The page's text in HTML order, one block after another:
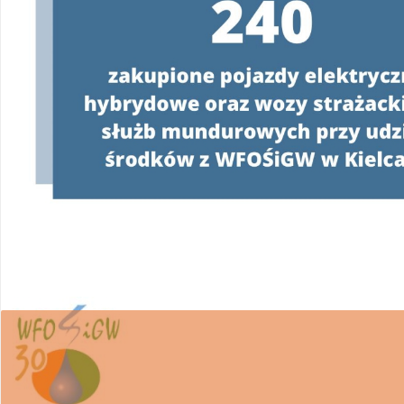
W związku z realizacją Programu„Czyste
wsparcie w uzyskaniu dofinansowania i